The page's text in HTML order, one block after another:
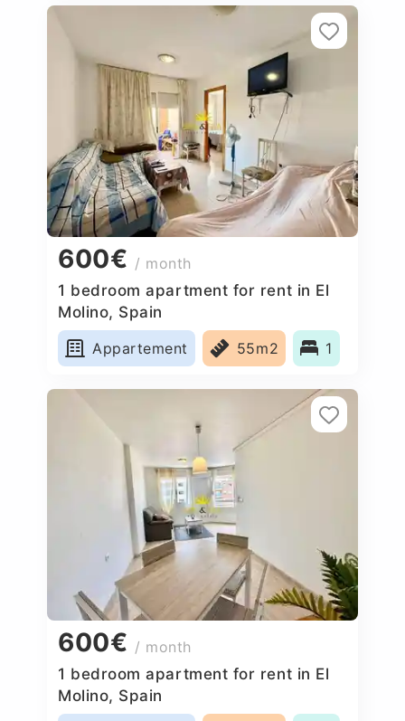
600€ / month
1 bedroom apartment for rent in El
Molino, Spain
Appartement
55m2 1
600€ / month
1 bedroom apartment for rent in El
Molino, Spain